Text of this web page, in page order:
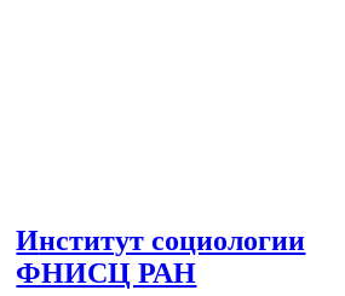
Институт социологии
ФНИСЦ РАН